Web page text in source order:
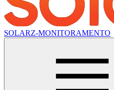
SOLARZ-MONITORAMENTO